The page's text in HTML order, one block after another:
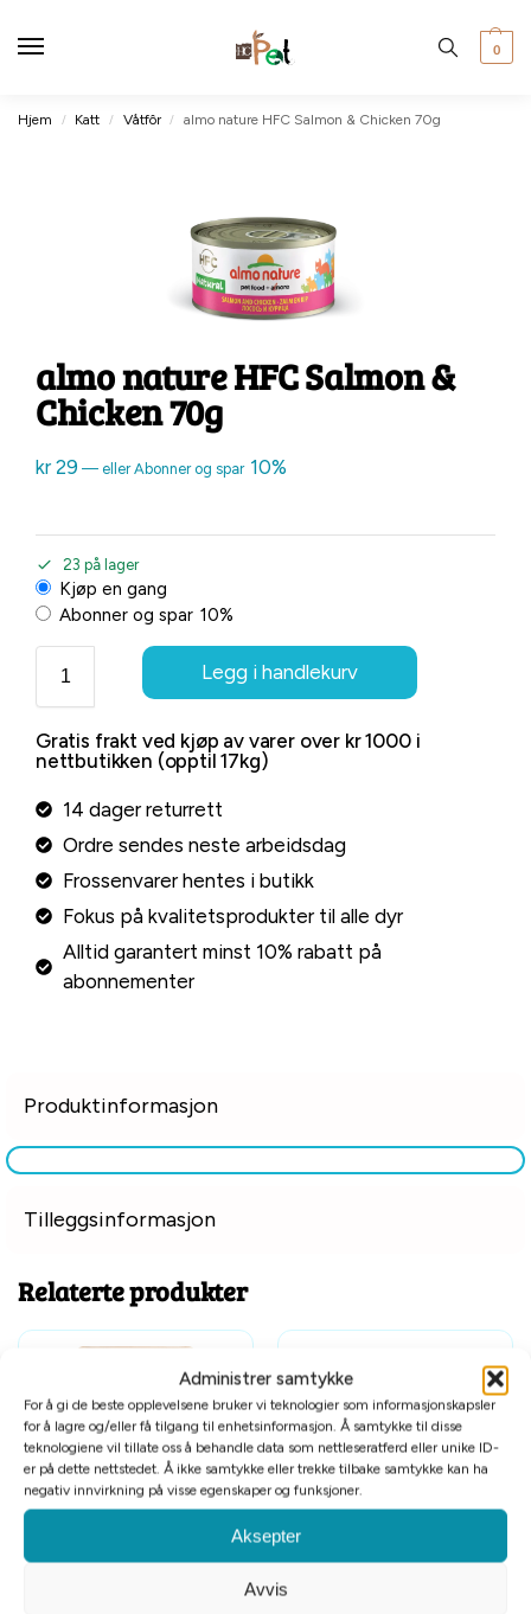
Administrer samtykke
For å gi de beste opplevelsene bruker vi teknologier som informasjonskapsler
for å lagre og/eller få tilgang til enhetsinformasjon. Å samtykke til disse
teknologiene vil tillate oss å behandle data som nettleseratferd eller unike ID-
er på dette nettstedet. Å ikke samtykke eller trekke tilbake samtykke kan ha
negativ innvirkning på visse egenskaper og funksjoner.
Aksepter
Avvis
0
Hjem / Katt / Våtfôr / almo nature HFC Salmon & Chicken 70g
almo nature HFC Salmon &
Chicken 70g
kr29 — eller Abonner og spar 10%
23 på lager
Kjøp en gang
Abonner og spar 10%
Legg i handlekurv
Gratis frakt ved kjøp av varer over kr 1000 i
nettbutikken (opptil 17kg)
14 dager returrett
Ordre sendes neste arbeidsdag
Frossenvarer hentes i butikk
Fokus på kvalitetsprodukter til alle dyr
Alltid garantert minst 10% rabatt på
abonnementer
Produktinformasjon
Tilleggsinformasjon
Relaterte produkter
Core Cat Tender Cuts kylling og
laks 8x85g
Kvantumsrabatt
Feline Porta21 tunfisk og aloe
vera 156 gram